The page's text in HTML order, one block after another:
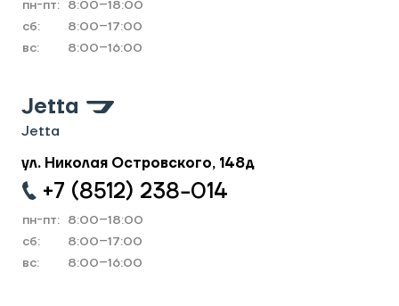
пн-пт: 8:00–18:00
cб:
8:00–17:00
вс:
8:00–16:00
Jetta
Jetta
ул. Николая Островского, 148д
+7 (8512) 238−014
пн-пт: 8:00–18:00
cб:
8:00–17:00
вс:
8:00–16:00